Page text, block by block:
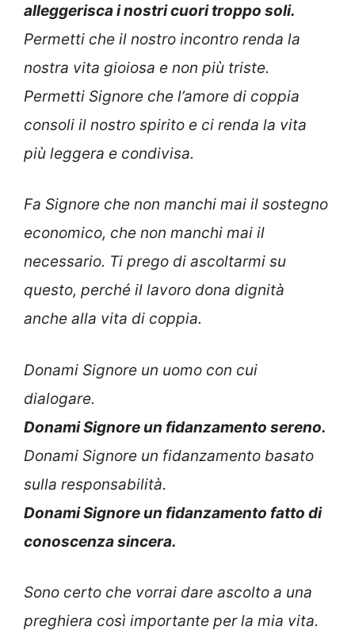
alleggerisca i nostri cuori troppo soli.
Permetti che il nostro incontro renda la
nostra vita gioiosa e non più triste.
Permetti Signore che l’amore di coppia
consoli il nostro spirito e ci renda la vita
più leggera e condivisa.
Fa Signore che non manchi mai il sostegno
economico, che non manchi mai il
necessario. Ti prego di ascoltarmi su
questo, perché il lavoro dona dignità
anche alla vita di coppia.
Donami Signore un uomo con cui
dialogare.
Donami Signore un fidanzamento sereno.
Donami Signore un fidanzamento basato
sulla responsabilità.
Donami Signore un fidanzamento fatto di
conoscenza sincera.
Sono certo che vorrai dare ascolto a una
preghiera così importante per la mia vita.